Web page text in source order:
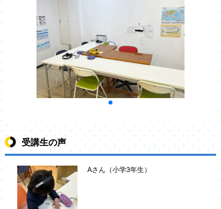
受講生の声
Aさん（小学3年生）